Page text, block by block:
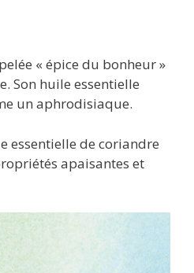
« épice du bonheur »
Son huile essentielle
un aphrodisiaque.
essentielle de coriandre
apaisantes et